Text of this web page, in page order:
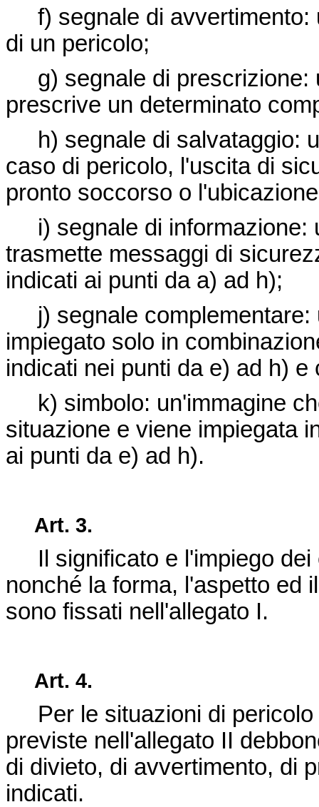
f) segnale di avvertimento:
di un pericolo;
g) segnale di prescrizione:
prescrive un determinato
h) segnale di salvataggio:
caso di pericolo, l'uscita di
pronto soccorso o
i) segnale di informazione:
trasmette messaggi di
indicati ai punti da a) ad h);
j) segnale complementare:
impiegato solo in
indicati nei punti da e) ad h)
k) simbolo: un'immagine
situazione e viene impiegata
ai punti da e) ad h).
Art. 3.
Il significato e l'impiego dei
nonché la forma, l'aspetto ed
sono fissati nell'allegato I.
Art. 4.
Per le situazioni di pericolo
previste nell'allegato II
di divieto, di avvertimento, di
indicati.